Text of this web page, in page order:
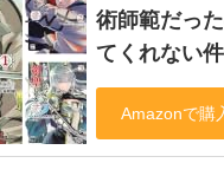
術師範だっ
てくれない